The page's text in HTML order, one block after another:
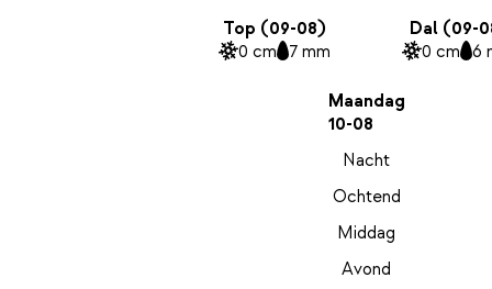
Top (09-08)
0 cm 7 mm
Dal (09-
0 cm 6
Maandag
10-08
Nacht
Ochtend
Middag
Avond